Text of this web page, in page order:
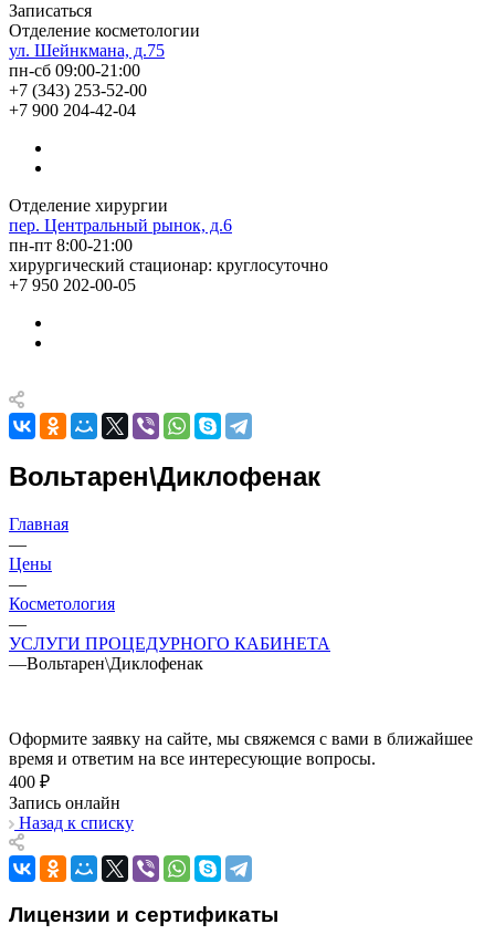
Записаться
Отделение косметологии
ул. Шейнкмана, д.75
пн-сб 09:00-21:00
+7 (343) 253-52-00
+7 900 204-42-04
Отделение хирургии
пер. Центральный рынок, д.6
пн-пт 8:00-21:00
хирургический стационар: круглосуточно
+7 950 202-00-05
Вольтарен\Диклофенак
Главная
—
Цены
—
Косметология
—
УСЛУГИ ПРОЦЕДУРНОГО КАБИНЕТА
—Вольтарен\Диклофенак
Оформите заявку на сайте, мы свяжемся с вами в ближайшее
время и ответим на все интересующие вопросы.
400 ₽
Запись онлайн
Назад к списку
Лицензии и сертификаты